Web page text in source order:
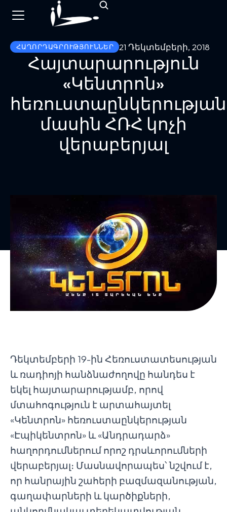
ՀԱՂՈՐԴԱԳՐՈՒԹՅՈՒՆՆԵՐ 21 Դեկտեմբերի, 2018
Հայտարարություն
«Կենտրոն»
հեռուստաընկերության
մասին ՀՌՀ կոչի
վերաբերյալ
Դեկտեմբերի 19-ին Հեռուստատեսության
և ռադիոյի հանձնաժողովը հանդես է
եկել հայտարարությամբ, որով
մտահոգություն է արտահայտել
«Կենտրոն» հեռուստաընկերության
«Էպիկենտրոն» և «Անդրադարձ»
հաղորդումներում որոշ դրսևորումների
վերաբերյալ։ Մասնավորապես՝ նշվում է,
որ հանրային շահերի բազմազանության,
գաղափարների և կարծիքների,